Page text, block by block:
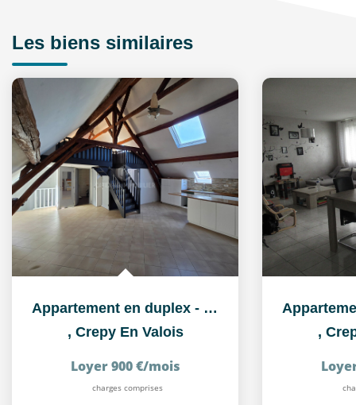
Les biens similaires
Appartement en duplex - Centre ville Crépy en Valois
, Crepy En Valois
Loyer 900 €/mois
charges comprises
,